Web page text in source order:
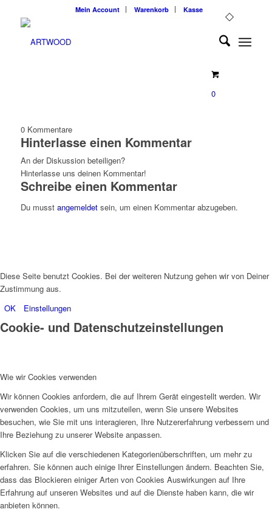
Mein Account Warenkorb Kasse
0
0 Kommentare
Hinterlasse einen Kommentar
An der Diskussion beteiligen?
Hinterlasse uns deinen Kommentar!
Schreibe einen Kommentar
Du musst angemeldetsein, um einen Kommentar abzugeben.
Diese Seite benutzt Cookies. Bei der weiteren Nutzung gehen wir von Deiner
Zustimmung aus.
OK
Einstellungen
Cookie- und Datenschutzeinstellungen
Wie wir Cookies verwenden
Wir können Cookies anfordern, die auf Ihrem Gerät eingestellt werden. Wir
verwenden Cookies, um uns mitzuteilen, wenn Sie unsere Websites
besuchen, wie Sie mit uns interagieren, Ihre Nutzererfahrung verbessern und
Ihre Beziehung zu unserer Website anpassen.
Klicken Sie auf die verschiedenen Kategorienüberschriften, um mehr zu
erfahren. Sie können auch einige Ihrer Einstellungen ändern. Beachten Sie,
dass das Blockieren einiger Arten von Cookies Auswirkungen auf Ihre
Erfahrung auf unseren Websites und auf die Dienste haben kann, die wir
anbieten können.